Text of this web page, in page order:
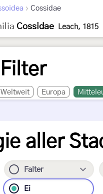
› Cossidae
Cossidae Leach, 1815
Weltweit Europa
aller
Falter
Ei